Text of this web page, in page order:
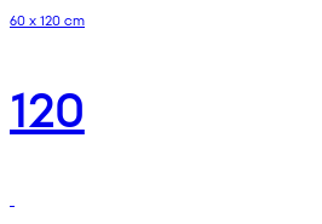
60 x 120 cm
120